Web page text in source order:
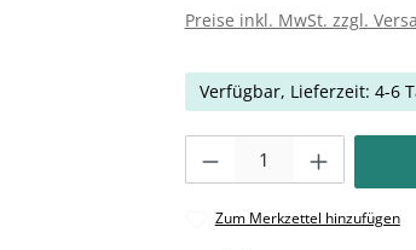
Preise inkl. MwSt. zzgl.
Verfügbar, Lieferzeit: 4-6
Zum Merkzettel hinzufügen